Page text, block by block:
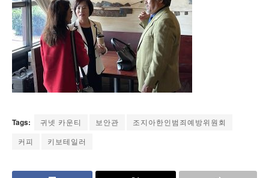
Tags: 귀넷 카운티 보안관
조지아한인범죄예방위원회
커피
키보테일러